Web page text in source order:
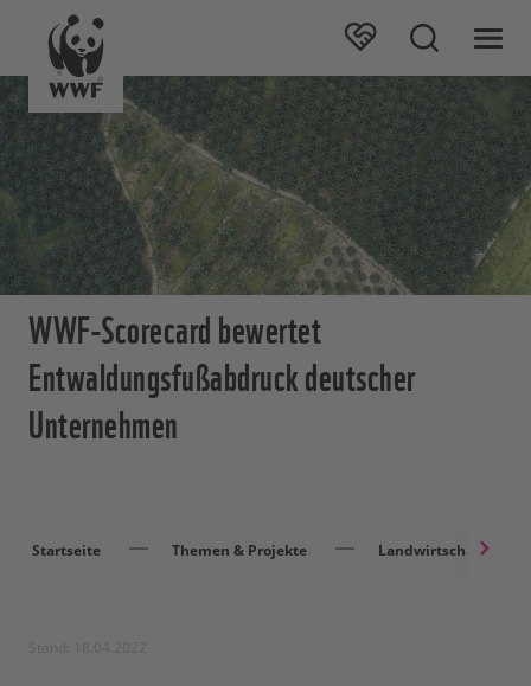
WWF-Scorecard bewertet
Entwaldungsfußabdruck deutscher
Unternehmen
Startseite Themen & Projekte Landwirtschaft